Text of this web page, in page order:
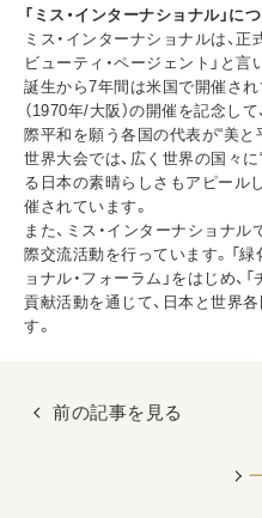
「ミス・インターナショナル」に
ミス・インターナショナルは、
ビューティ・ページェント」と言
誕生から7年間は米国で開催さ
（1970年/大阪）の開催を記念し
際平和を願う各国の代表が“美
世界大会では、広く世界の国々
る日本の素晴らしさもアピール
催されています。
また、ミス・インターナショナ
際交流活動を行っています。「緑
ョナル・フォーラム」をはじめ、
貢献活動を通じて、日本と世界
す。
前の記事を見る